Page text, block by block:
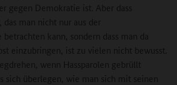
gegen Demokratie ist. Aber dass
man nicht nur aus der
kann, sondern dass man da
einzubringen, ist zu vielen nicht bewusst.
wenn Hassparolen gebrüllt
sich überlegen, wie man sich mit seinen